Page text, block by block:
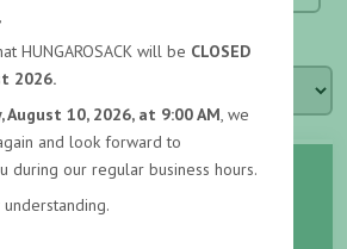
HUNGAROSACK will be CLOSED
2026.
August 10, 2026, at 9:00 AM, we
and look forward to
during our regular business hours.